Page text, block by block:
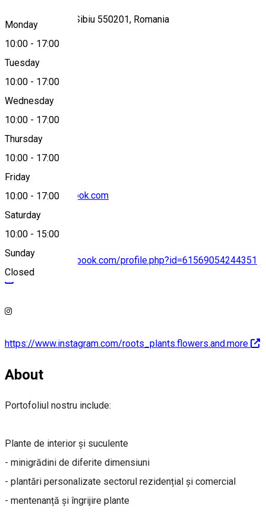
Monday
10:00 - 17:00
Tuesday
10:00 - 17:00
Wednesday
10:00 - 17:00
Thursday
10:00 - 17:00
Friday
10:00 - 17:00
Saturday
10:00 - 15:00
Sunday
Closed
Strada 9 Mai 27, Sibiu 550201, Romania
Map
bysibroots@outlook.com
https://www.facebook.com/profile.php?id=61569054244351
https://www.instagram.com/roots_plants.flowers.and.more
About
Portofoliul nostru include:
Plante de interior și suculente
- minigrădini de diferite dimensiuni
- plantări personalizate sectorul rezidențial și comercial
- mentenanță și îngrijire plante